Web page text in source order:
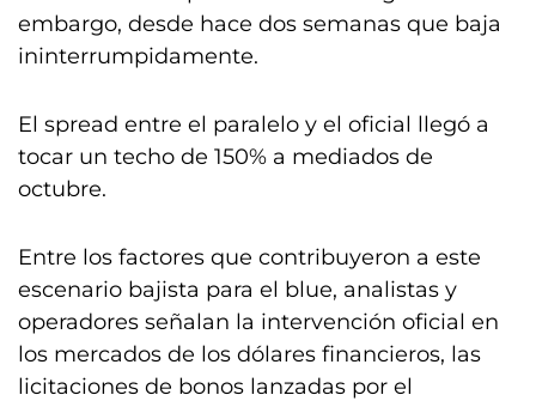
embargo, desde hace dos semanas que baja
ininterrumpidamente.
El spread entre el paralelo y el oficial llegó a
tocar un techo de 150% a mediados de
octubre.
Entre los factores que contribuyeron a este
escenario bajista para el blue, analistas y
operadores señalan la intervención oficial en
los mercados de los dólares financieros, las
licitaciones de bonos lanzadas por el